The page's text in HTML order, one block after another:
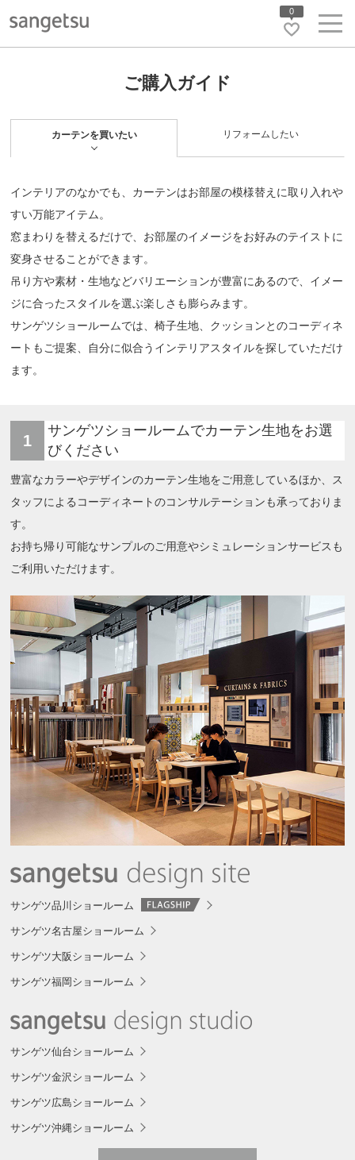
0
ご購入ガイド
カーテンを買いたい リフォームしたい
インテリアのなかでも、カーテンはお部屋の模様替えに取り入れや
すい万能アイテム。
窓まわりを替えるだけで、お部屋のイメージをお好みのテイストに
変身させることができます。
吊り方や素材・生地などバリエーションが豊富にあるので、イメー
ジに合ったスタイルを選ぶ楽しさも膨らみます。
サンゲツショールームでは、椅子生地、クッションとのコーディネ
ートもご提案、自分に似合うインテリアスタイルを探していただけ
ます。
1
サンゲツショールームでカーテン生地をお選
びください
豊富なカラーやデザインのカーテン生地をご用意しているほか、ス
タッフによるコーディネートのコンサルテーションも承っておりま
す。
お持ち帰り可能なサンプルのご用意やシミュレーションサービスも
ご利用いただけます。
サンゲツ品川ショールーム
サンゲツ名古屋ショールーム
サンゲツ大阪ショールーム
サンゲツ福岡ショールーム
サンゲツ仙台ショールーム
サンゲツ金沢ショールーム
サンゲツ広島ショールーム
サンゲツ沖縄ショールーム